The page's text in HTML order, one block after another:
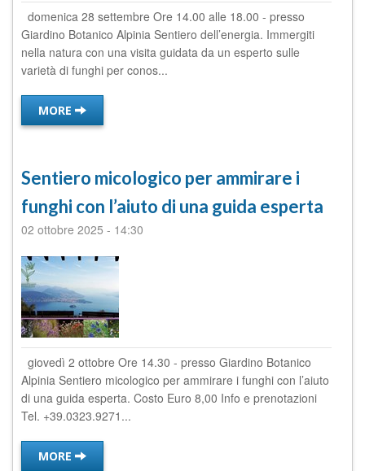
domenica 28 settembre Ore 14.00 alle 18.00 - presso
Giardino Botanico Alpinia Sentiero dell’energia. Immergiti
nella natura con una visita guidata da un esperto sulle
varietà di funghi per conos...
MORE
Sentiero micologico per ammirare i
funghi con l’aiuto di una guida esperta
02 ottobre 2025 - 14:30
giovedì 2 ottobre Ore 14.30 - presso Giardino Botanico
Alpinia Sentiero micologico per ammirare i funghi con l’aiuto
di una guida esperta. Costo Euro 8,00 Info e prenotazioni
Tel. +39.0323.9271...
MORE